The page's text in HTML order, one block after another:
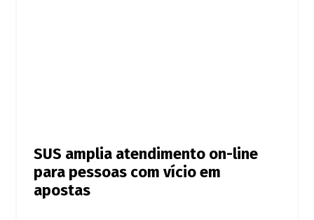
SUS amplia atendimento on-line
para pessoas com vício em
apostas